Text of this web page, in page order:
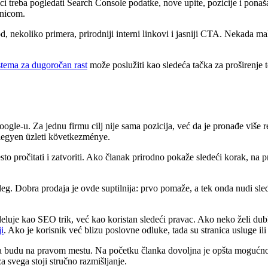
treba pogledati Search Console podatke, nove upite, pozicije i
nekoliko primera, prirodniji interni linkovi i jasniji CTA. Nekada
za dugoročan rast može poslužiti kao sledeća tačka za
u. Za jednu firmu cilj nije sama pozicija, već da je pronađe više
üzleti következménye.
pročitati i zatvoriti. Ako članak prirodno pokaže sledeći korak, na
Dobra prodaja je ovde suptilnija: prvo pomaže, a tek onda nudi
kao SEO trik, već kao koristan sledeći pravac. Ako neko želi
. Ako je korisnik već blizu poslovne odluke, tada su stranica usluge
na pravom mestu. Na početku članka dovoljna je opšta
svega stoji stručno razmišljanje.